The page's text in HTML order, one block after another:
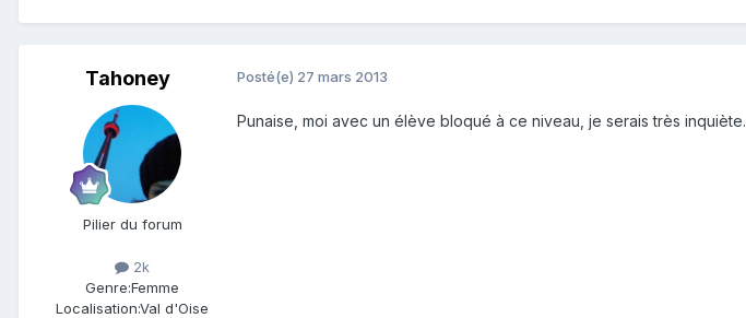
Tahoney
Pilier du forum
2k
Genre:Femme
Localisation:Val d'Oise
Posté(e) 27 mars 2013
Punaise, moi avec un élève bloqué à ce niveau, je serais très inquiète.